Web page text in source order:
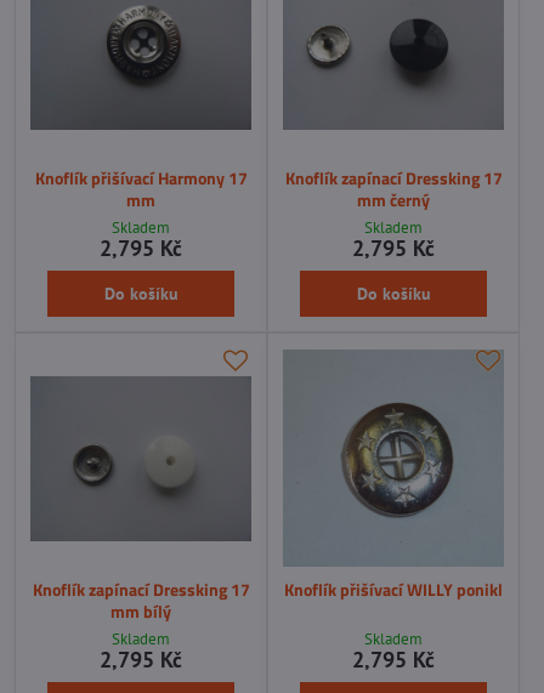
Knoflík přišívací Harmony 17
mm
Skladem
2,795 Kč
Do košíku
Knoflík zapínací Dressking 17
mm černý
Skladem
2,795 Kč
Do košíku
Knoflík zapínací Dressking 17
mm bílý
Skladem
2,795 Kč
Knoflík přišívací WILLY ponikl
Skladem
2,795 Kč